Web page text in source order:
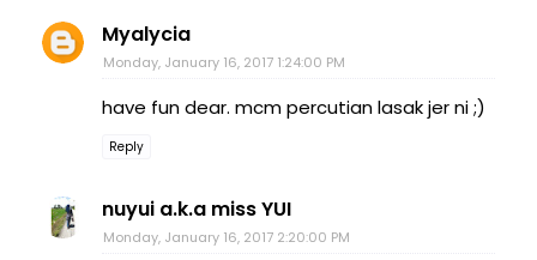
Myalycia
Monday, January 16, 2017 1:24:00 PM
have fun dear. mcm percutian lasak jer ni ;)
Reply
nuyui a.k.a miss YUI
Monday, January 16, 2017 2:20:00 PM